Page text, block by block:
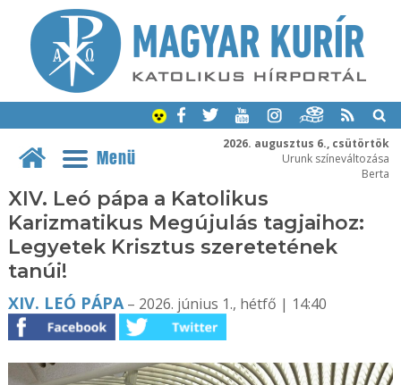
2026. augusztus 6., csütörtök
Urunk színeváltozása
Berta
Menü
XIV. Leó pápa a Katolikus
Karizmatikus Megújulás tagjaihoz:
Legyetek Krisztus szeretetének
tanúi!
XIV. LEÓ PÁPA– 2026. június 1., hétfő | 14:40